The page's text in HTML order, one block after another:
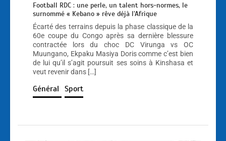
Football RDC : une perle, un talent hors-normes, le
surnommé « Kebano » rêve déjà l’Afrique
Écarté des terrains depuis la phase classique de la
60e coupe du Congo après sa dernière blessure
contractée lors du choc DC Virunga vs OC
Muungano, Ekpaku Masiya Doris comme c’est bien
de lui qu’il s’agit poursuit ses soins à Kinshasa et
veut revenir dans […]
Général Sport